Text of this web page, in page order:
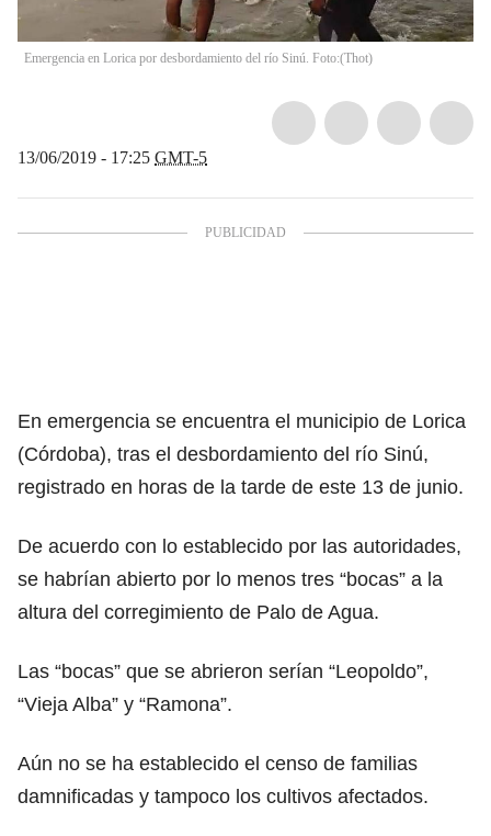
Emergencia en Lorica por desbordamiento del río Sinú. Foto:(Thot)
13/06/2019 - 17:25 GMT-5
En emergencia se encuentra el municipio de Lorica
(Córdoba), tras el desbordamiento del río Sinú,
registrado en horas de la tarde de este 13 de junio.
De acuerdo con lo establecido por las autoridades,
se habrían abierto por lo menos tres “bocas” a la
altura del corregimiento de Palo de Agua.
Las “bocas” que se abrieron serían “Leopoldo”,
“Vieja Alba” y “Ramona”.
Aún no se ha establecido el censo de familias
damnificadas y tampoco los cultivos afectados.